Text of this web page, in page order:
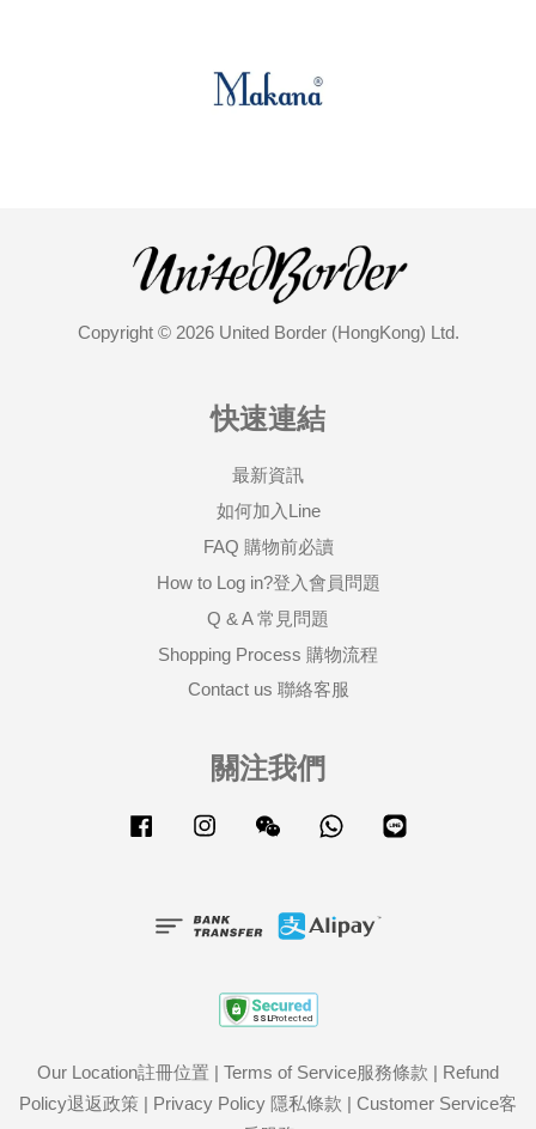
Copyright © 2026 United Border (HongKong) Ltd.
快速連結
最新資訊
如何加入Line
FAQ 購物前必讀
How to Log in?登入會員問題
Q & A 常見問題
Shopping Process 購物流程
Contact us 聯絡客服
關注我們
Facebook Instagram Wechat Whatsapp
Our Location註冊位置 | Terms of Service服務條款 | Refund
Policy退返政策 | Privacy Policy 隱私條款 | Customer Service客